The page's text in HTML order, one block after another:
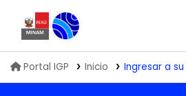
Biblioteca IGP
Portal IGP Inicio Ingresar a